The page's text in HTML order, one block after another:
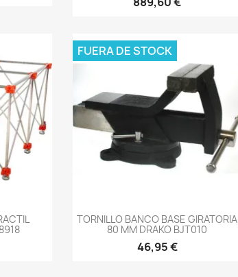
-->
TORNILLO BANCO BASE GIRATORIA
80 MM DRAKO BJT010
46,95 €
FUERA DE STOCK